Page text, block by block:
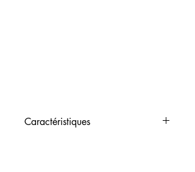
Caractéristiques